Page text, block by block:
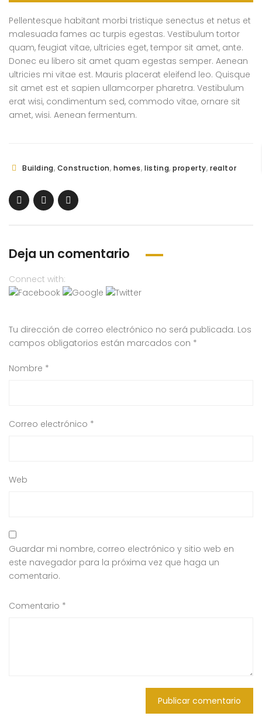
Pellentesque habitant morbi tristique senectus et netus et
malesuada fames ac turpis egestas. Vestibulum tortor
quam, feugiat vitae, ultricies eget, tempor sit amet, ante.
Donec eu libero sit amet quam egestas semper. Aenean
ultricies mi vitae est. Mauris placerat eleifend leo. Quisque
sit amet est et sapien ullamcorper pharetra. Vestibulum
erat wisi, condimentum sed, commodo vitae, ornare sit
amet, wisi. Aenean fermentum.
Building, Construction,homes,listing,property,realtor
Deja un comentario
Connect with:
Tu dirección de correo electrónico no será publicada. Los
campos obligatorios están marcados con *
Nombre *
Correo electrónico *
Web
Guardar mi nombre, correo electrónico y sitio web en
este navegador para la próxima vez que haga un
comentario.
Comentario *